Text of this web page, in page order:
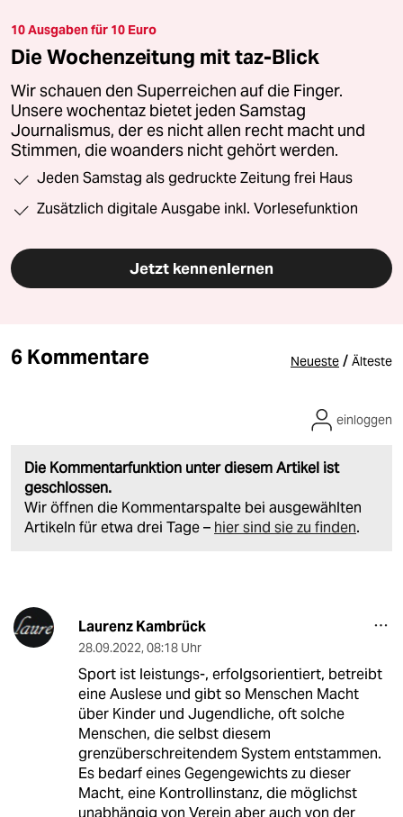
10 Ausgaben für 10 Euro
Die Wochenzeitung mit taz-Blick
Wir schauen den Superreichen auf die Finger.
Unsere wochentaz bietet jeden Samstag
Journalismus, der es nicht allen recht macht und
Stimmen, die woanders nicht gehört werden.
Jeden Samstag als gedruckte Zeitung frei Haus
Zusätzlich digitale Ausgabe inkl. Vorlesefunktion
Jetzt kennenlernen
6 Kommentare Neueste / Älteste
Die Kommentarfunktion unter diesem Artikel ist
geschlossen.
Wir öffnen die Kommentarspalte bei ausgewählten
Artikeln für etwa drei Tage – hier sind sie zu finden.
einloggen
Laurenz Kambrück
28.09.2022, 08:18 Uhr
Sport ist leistungs-, erfolgsorientiert, betreibt
eine Auslese und gibt so Menschen Macht
über Kinder und Jugendliche, oft solche
Menschen, die selbst diesem
grenzüberschreitendem System entstammen.
Es bedarf eines Gegengewichts zu dieser
Macht, eine Kontrollinstanz, die möglichst